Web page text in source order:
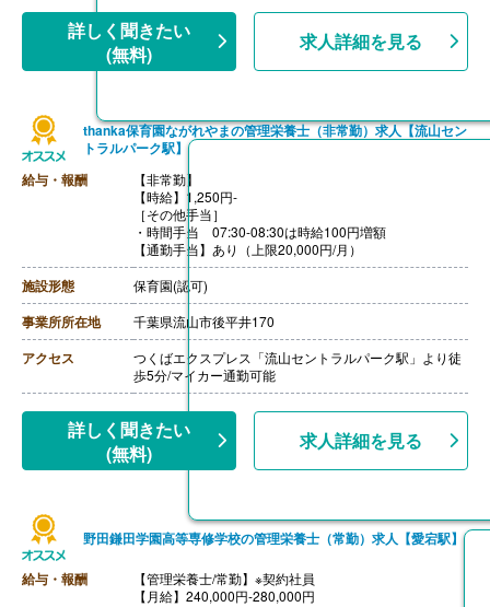
【退職金】あり※勤続3年以上
---
【調理師・調理員/非常勤】※パート
【時給】1,140円-1,180円
・年末年始手当：3,000円/日（対象日：12/31-1/3）
【通勤手当】あり（上限50,000円/月）
詳しく聞きたい
(無料)
求人詳細を見る
thanka保育園ながれやまの管理栄養士（非常勤）求人【流山セン
トラルパーク駅】
給与・報酬
【非常勤】
【時給】1,250円‐
［その他手当］
・時間手当 07:30-08:30は時給100円増額
【通勤手当】あり（上限20,000円/月）
施設形態 保育園(認可)
事業所所在地 千葉県流山市後平井170
アクセス
つくばエクスプレス「流山セントラルパーク駅」より徒
歩5分/マイカー通勤可能
詳しく聞きたい
(無料)
求人詳細を見る
野田鎌田学園高等専修学校の管理栄養士（常勤）求人【愛宕駅】
給与・報酬
【管理栄養士/常勤】※契約社員
【月給】240,000円-280,000円